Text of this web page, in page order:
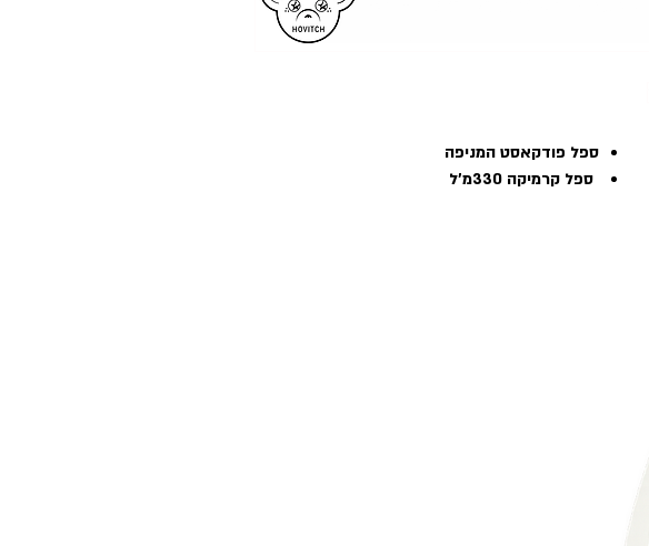
ספל פודקאסט המניפה
ספל קרמיקה 330מ׳ל